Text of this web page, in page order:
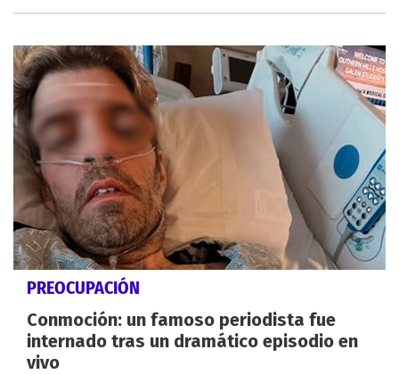
PREOCUPACIÓN
Conmoción: un famoso periodista fue
internado tras un dramático episodio en
vivo